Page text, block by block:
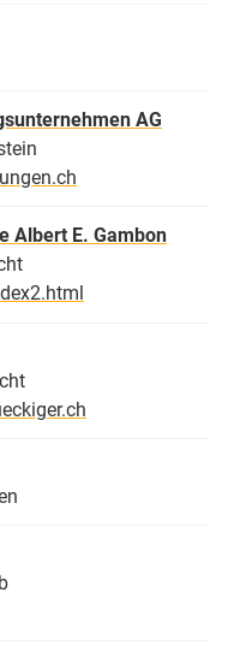
AG
Albert E. Gambon